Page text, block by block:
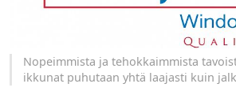
Nopeimmista ja tehokkaimmista
ikkunat puhutaan yhtä laajasti kuin